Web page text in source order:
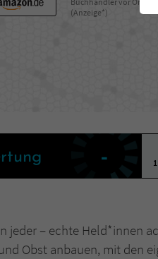
(Anzeige*)
-
1
jeder – echte Held*innen
Obst anbauen, mit den